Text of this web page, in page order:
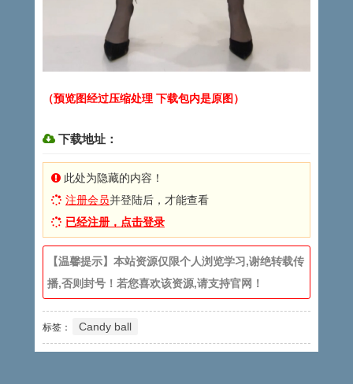
（预览图经过压缩处理 下载包内是原图）
下载地址：
此处为隐藏的内容！
注册会员并登陆后，才能查看
已经注册，点击登录
【温馨提示】本站资源仅限个人浏览学习,谢绝转载传
播,否则封号！若您喜欢该资源,请支持官网！
标签： Candy ball